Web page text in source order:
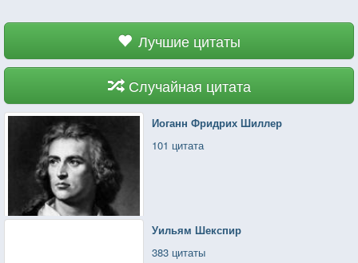
Лучшие цитаты
Случайная цитата
Иоганн Фридрих Шиллер
101 цитата
Уильям Шекспир
383 цитаты